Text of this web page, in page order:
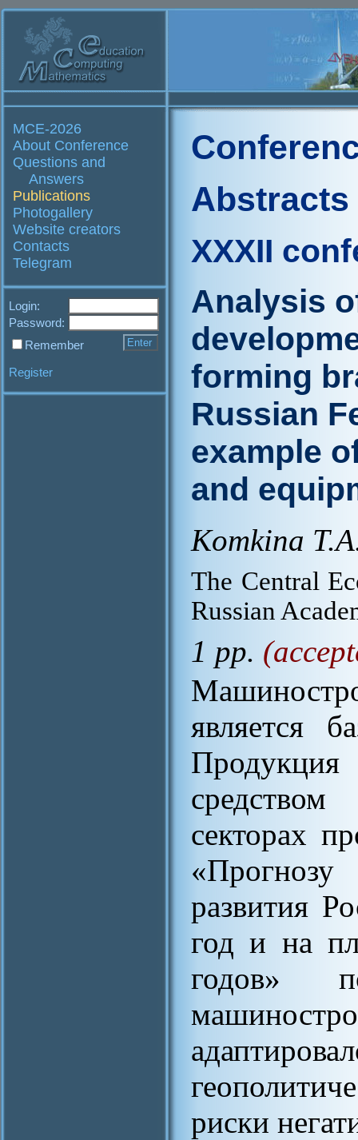
MCE-2026
About Conference
Questions and
Answers
Publications
Photogallery
Website creators
Contacts
Telegram
Login:
Password:
Remember
Register
Abstracts
XXXII
Analysis
forming
Russian
example
and
Komkina
The Central
Russian
1 pp.
является
секторах
«Прогнозу
развития
год и на
годов»
риски